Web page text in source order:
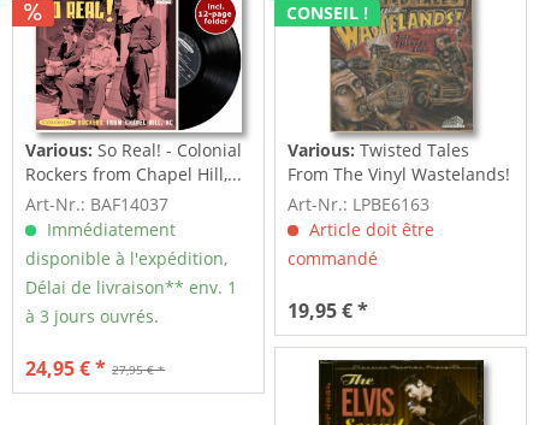
Various: So Real! - Colonial
Rockers from Chapel Hill,...
Art-Nr.: BAF14037
Immédiatement
disponible à l'expédition,
Délai de livraison** env. 1
à 3 jours ouvrés.
27,95 € *
24,95 € *
CONSEIL !
Various: Twisted Tales
From The Vinyl Wastelands!
Vol.5...
Art-Nr.: LPBE6163
Article doit être
commandé
19,95 € *